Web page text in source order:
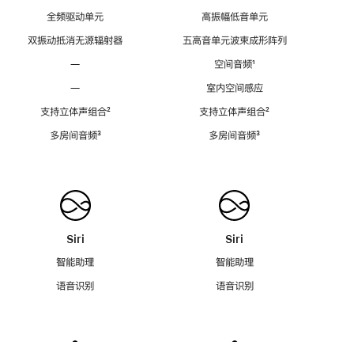
全频驱动单元
双振动抵消无源辐射器
—
—
支持立体声组合脚
²
多房间音频脚
³
Siri
智能助理
语音识别
高振幅低音单元
五高音单元波束成形阵列
空间音频脚
¹
室内空间感应
支持立体声组合脚
²
多房间音频脚
³
Siri
智能助理
语音识别